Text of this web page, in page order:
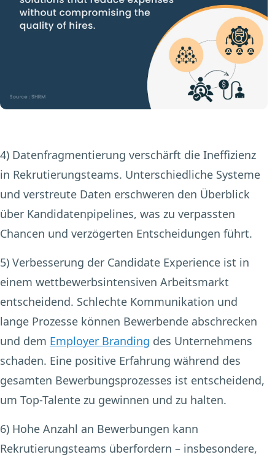
4) Datenfragmentierung verschärft die Ineffizienz
in Rekrutierungsteams. Unterschiedliche Systeme
und verstreute Daten erschweren den Überblick
über Kandidatenpipelines, was zu verpassten
Chancen und verzögerten Entscheidungen führt.
5) Verbesserung der Candidate Experience ist in
einem wettbewerbsintensiven Arbeitsmarkt
entscheidend. Schlechte Kommunikation und
lange Prozesse können Bewerbende abschrecken
und dem Employer Branding des Unternehmens
schaden. Eine positive Erfahrung während des
gesamten Bewerbungsprozesses ist entscheidend,
um Top-Talente zu gewinnen und zu halten.
6) Hohe Anzahl an Bewerbungen kann
Rekrutierungsteams überfordern – insbesondere,